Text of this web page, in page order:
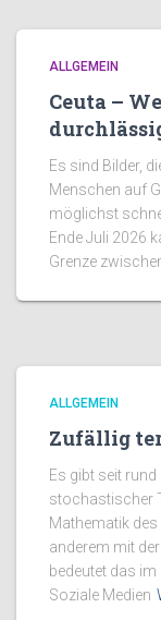
ALLGEMEIN
Ceuta –
Es sind Bilder,
Menschen auf
möglichst
Ende Juli 2026
Grenze
ALLGEMEIN
Zufällig
Es gibt seit
stochastischer
Mathematik
anderem mit
bedeutet das
Soziale Medien